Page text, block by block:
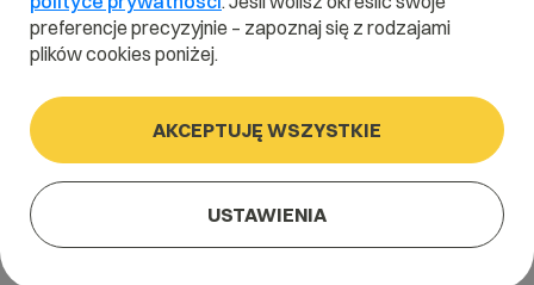
Ulepszone
VPS Managed. Serwery
preferencje precyzyjnie – zapoznaj się z rodzajami
plików cookies poniżej.
AKCEPTUJĘ WSZYSTKIE
USTAWIENIA